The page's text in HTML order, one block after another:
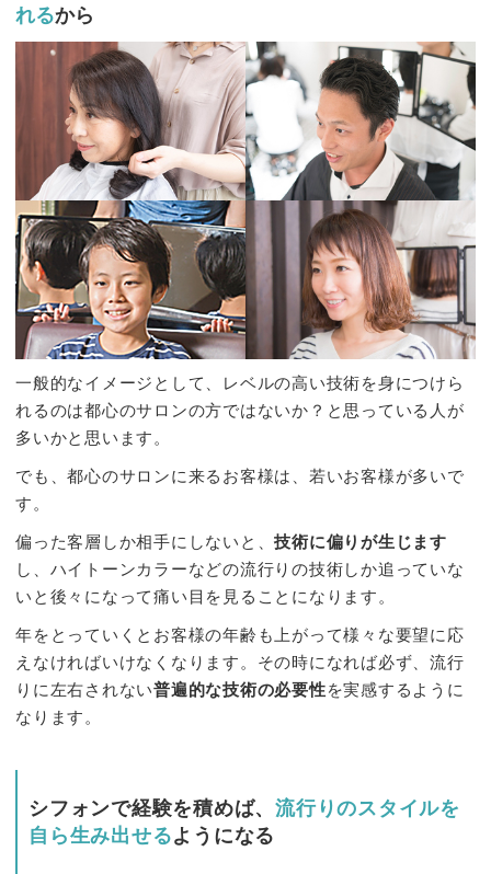
れるから
一般的なイメージとして、レベルの高い技術を身につけら
れるのは都心のサロンの方ではないか？と思っている人が
多いかと思います。
でも、都心のサロンに来るお客様は、若いお客様が多いで
す。
偏った客層しか相手にしないと、技術に偏りが生じます
し、ハイトーンカラーなどの流行りの技術しか追っていな
いと後々になって痛い目を見ることになります。
年をとっていくとお客様の年齢も上がって様々な要望に応
えなければいけなくなります。その時になれば必ず、流行
りに左右されない普遍的な技術の必要性を実感するように
なります。
シフォンで経験を積めば、 流行りのスタイルを
自ら生み出せるようになる